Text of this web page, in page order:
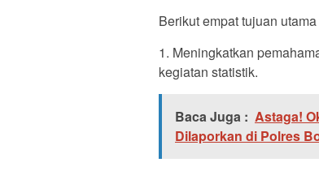
Berikut empat tujuan
1. Meningkatkan
kegiatan statistik.
Baca Juga : Astaga!
Dilaporkan di Polres